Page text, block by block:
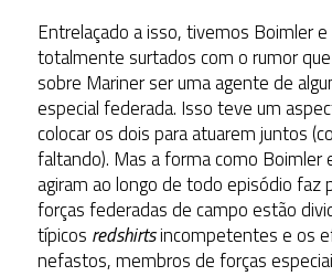
Entrelaçado a isso, tivemos Boimler
totalmente surtados com o rumor
sobre Mariner ser uma agente de
especial federada. Isso teve um
colocar os dois para atuarem juntos
faltando). Mas a forma como Boimler
agiram ao longo de todo episódio faz
forças federadas de campo estão
típicos redshirtsincompetentes e os
nefastos, membros de forças